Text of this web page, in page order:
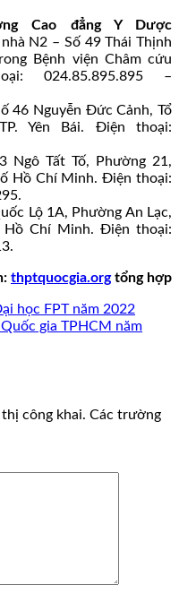
Cao đẳng Y Dược
N2 – Số 49 Thái Thịnh
Bệnh viện Châm cứu
024.85.895.895 –
46 Nguyễn Đức Cảnh, Tổ
Yên Bái. Điện thoại:
Ngô Tất Tố, Phường 21,
Hồ Chí Minh. Điện thoại:
Lộ 1A, Phường An Lạc,
Hồ Chí Minh. Điện thoại:
thptquocgia.orgtổng hợp
học FPT năm 2022
gia TPHCM năm
công khai. Các trường